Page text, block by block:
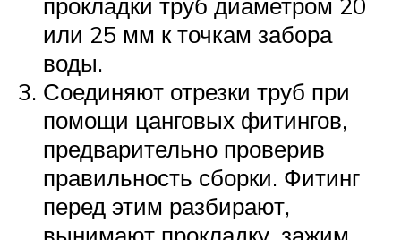
прокладки труб диаметром 20
или 25 мм к точкам забора
воды.
Соединяют отрезки труб при
помощи цанговых фитингов,
предварительно проверив
правильность сборки. Фитинг
перед этим разбирают,